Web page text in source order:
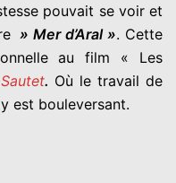
pouvait se voir et
» Mer d’Aral ». Cette
au film « Les
. Où le travail de
y est bouleversant.